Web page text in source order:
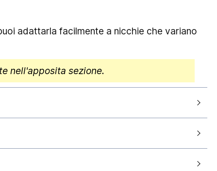
adattarla facilmente a nicchie che variano
nell'apposita sezione.